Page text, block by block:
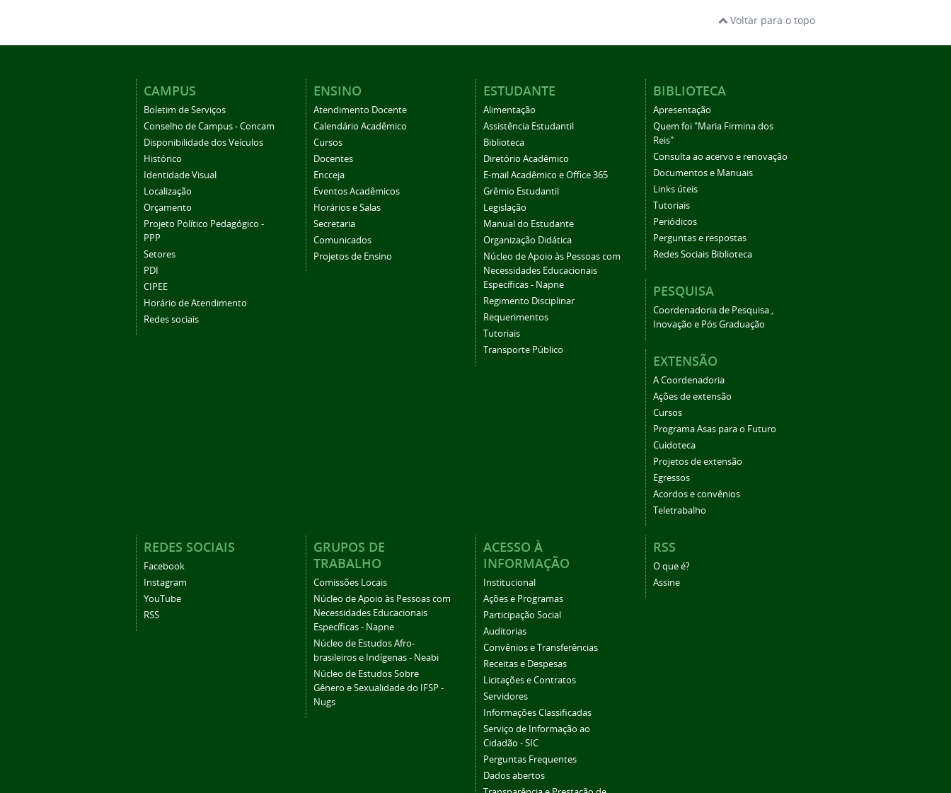
Voltar para o topo
CAMPUS
Boletim de Serviços
Conselho de Campus - Concam
Disponibilidade dos Veículos
Histórico
Identidade Visual
Localização
Orçamento
Projeto Político Pedagógico -
PPP
Setores
PDI
CIPEE
Horário de Atendimento
Redes sociais
ENSINO
Atendimento Docente
Calendário Acadêmico
Cursos
Docentes
Encceja
Eventos Acadêmicos
Horários e Salas
Secretaria
Comunicados
Projetos de Ensino
ESTUDANTE
Alimentação
Assistência Estudantil
Biblioteca
Diretório Acadêmico
E-mail Acadêmico e Office 365
Grêmio Estudantil
Legislação
Manual do Estudante
Organização Didática
Núcleo de Apoio às Pessoas com
Necessidades Educacionais
Específicas - Napne
Regimento Disciplinar
Requerimentos
Tutoriais
Transporte Público
BIBLIOTECA
Apresentação
Quem foi "Maria Firmina dos
Reis"
Consulta ao acervo e renovação
Documentos e Manuais
Links úteis
Tutoriais
Periódicos
Perguntas e respostas
Redes Sociais Biblioteca
PESQUISA
Coordenadoria de Pesquisa ,
Inovação e Pós Graduação
EXTENSÃO
A Coordenadoria
Ações de extensão
Cursos
Programa Asas para o Futuro
Cuidoteca
Projetos de extensão
Egressos
Acordos e convênios
Teletrabalho
REDES SOCIAIS
Facebook
Instagram
YouTube
RSS
GRUPOS DE
TRABALHO
Comissões Locais
Núcleo de Apoio às Pessoas com
Necessidades Educacionais
Específicas - Napne
Núcleo de Estudos Afro-
brasileiros e Indígenas - Neabi
Núcleo de Estudos Sobre
Gênero e Sexualidade do IFSP -
Nugs
ACESSO À
INFORMAÇÃO
Institucional
Ações e Programas
Participação Social
Auditorias
Convênios e Transferências
Receitas e Despesas
Licitações e Contratos
Servidores
Informações Classificadas
Serviço de Informação ao
Cidadão - SIC
Perguntas Frequentes
Dados abertos
RSS
O que é?
Assine